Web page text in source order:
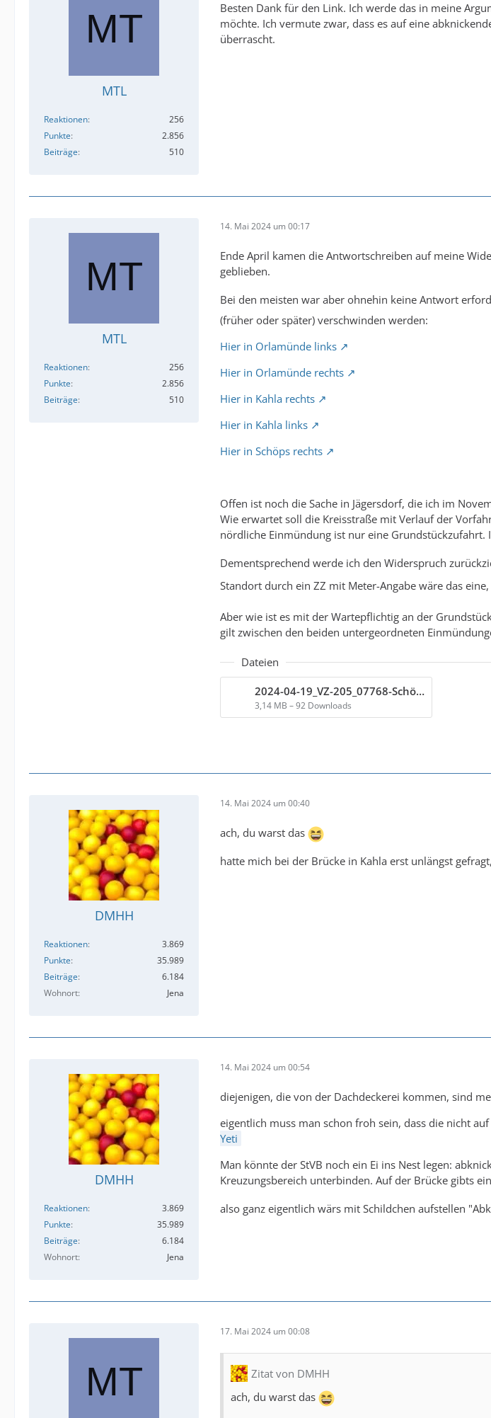
MTL
Reaktionen
256
Punkte
2.856
Beiträge
510
Besten Dank für den Link. Ich werde das in meine
möchte. Ich vermute zwar, dass es auf eine
überrascht.
MTL
Reaktionen
256
Punkte
2.856
Beiträge
510
14. Mai 2024 um 00:17
Ende April kamen die Antwortschreiben auf meine
geblieben.
Bei den meisten war aber ohnehin keine Antwort
(früher oder später) verschwinden werden:
Hier in Orlamünde links
Hier in Orlamünde rechts
Hier in Kahla rechts
Hier in Kahla links
Hier in Schöps rechts
Offen ist noch die Sache in Jägersdorf, die ich im
Wie erwartet soll die Kreisstraße mit Verlauf der
nördliche Einmündung ist nur eine Grundstückzufahrt.
Dementsprechend werde ich den Widerspruch
Standort durch ein ZZ mit Meter-Angabe wäre das
Aber wie ist es mit der Wartepflichtig an der
gilt zwischen den beiden untergeordneten
Dateien
2024-04-19_VZ-205_07768-Schöps-OT-Jägersdorf.pdf
3,14 MB – 92 Downloads
DMHH
Reaktionen
3.869
Punkte
35.989
Beiträge
6.184
Wohnort
Jena
14. Mai 2024 um 00:40
ach, du warst das
hatte mich bei der Brücke in Kahla erst unlängst
DMHH
Reaktionen
3.869
Punkte
35.989
Beiträge
6.184
Wohnort
Jena
14. Mai 2024 um 00:54
diejenigen, die von der Dachdeckerei kommen, sind
eigentlich muss man schon froh sein, dass die nicht
Yeti
Man könnte der StVB noch ein Ei ins Nest legen:
Kreuzungsbereich unterbinden. Auf der Brücke gibts
also ganz eigentlich wärs mit Schildchen aufstellen
17. Mai 2024 um 00:08
Zitat von DMHH
ach, du warst das